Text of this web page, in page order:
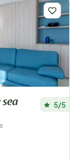
sea 5/5